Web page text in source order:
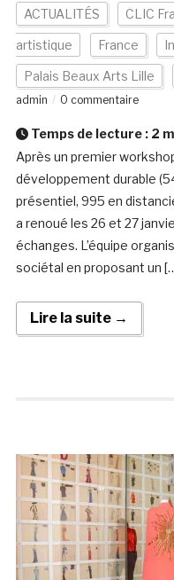
ACTUALITÉS CLIC
artistique France
Palais Beaux Arts Lille
admin
0 commentaire
Temps de lecture : 2
Après un premier
développement durable
présentiel, 995 en
a renoué les 26 et 27
échanges. L’équipe
sociétal en proposant un
Lire la suite →